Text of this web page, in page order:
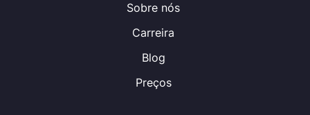
Sobre nós
Carreira
Blog
Preços